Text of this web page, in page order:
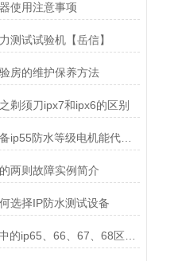
使用注意事项
测试试验机【岳信】
房的维护保养方法
剃须刀ipx7和ipx6的区别
淋雨测试设备ip55防水等级电机能代表室外淋雨吗?
两则故障实例简介
选择IP防水测试设备